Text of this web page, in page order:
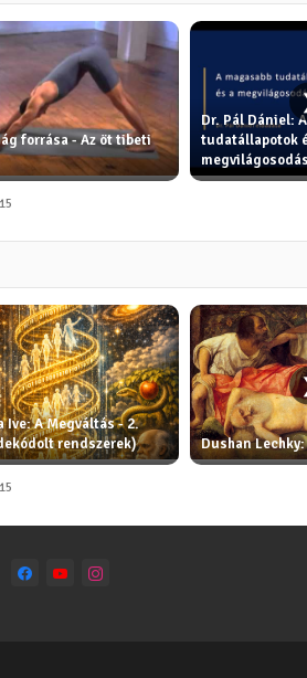
forrása - Az öt tibeti
Dr. Pál Dániel: A
tudatállapotok
megvilágosodás
15
Ive: A Megváltás - 2.
rendszerek)
Dushan Lechky:
15